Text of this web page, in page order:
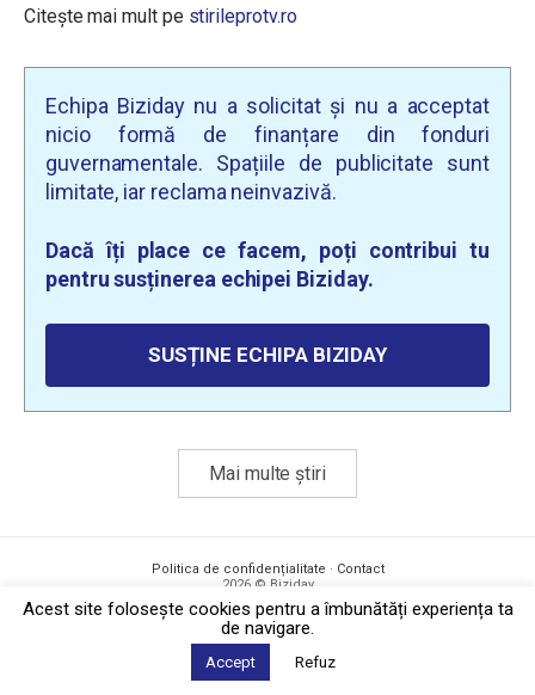
Citește mai mult pe stirileprotv.ro
Echipa Biziday nu a solicitat și nu a acceptat
nicio formă de finanțare din fonduri
guvernamentale. Spațiile de publicitate sunt
limitate, iar reclama neinvazivă.
Dacă îți place ce facem, poți contribui tu
pentru susținerea echipei Biziday.
SUSȚINE ECHIPA BIZIDAY
Mai multe știri
Politica de confidențialitate · Contact
2026 © Biziday
Acest site foloseşte cookies pentru a îmbunătăți experiența ta
de navigare.
Accept Refuz